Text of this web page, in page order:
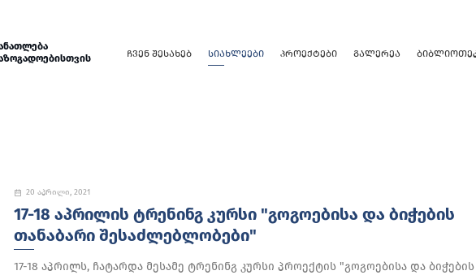
ᲩᲕᲔᲜ ᲨᲔᲡᲐᲮᲔᲑ ᲡᲘᲐᲮᲚᲔᲔᲑᲘ ᲞᲠᲝᲔᲥᲢᲔᲑᲘ ᲒᲐᲚᲔᲠᲔᲐ
20 აპრილი, 2021
17-18 ᲐᲞᲠᲘᲚᲘᲡ ᲢᲠᲔᲜᲘᲜᲒ ᲙᲣᲠᲡᲘ "ᲒᲝᲒᲝᲔᲑᲘᲡᲐ ᲓᲐ ᲑᲘᲭᲔᲑᲘᲡ
ᲗᲐᲜᲐᲑᲐᲠᲘ ᲨᲔᲡᲐᲫᲚᲔᲑᲚᲝᲑᲔᲑᲘ"
17-18 აპრილს, ჩატარდა მესამე ტრენინგ კურსი პროექტის "გოგოებისა და ბიჭების